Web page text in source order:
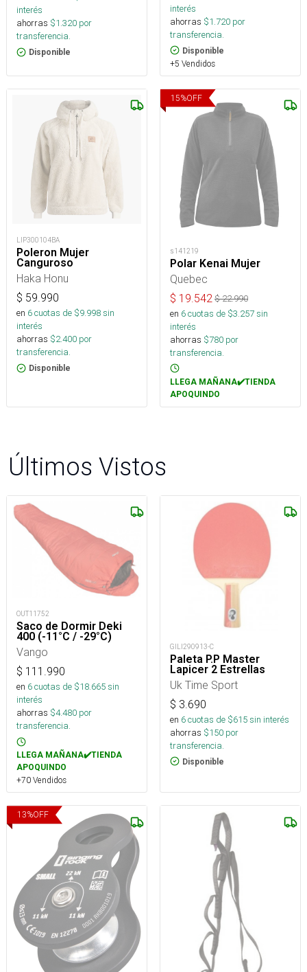
interés
ahorras $1.320 por
transferencia.
Disponible
interés
ahorras $1.720 por
transferencia.
Disponible
+5 Vendidos
LIP300104BA
Poleron Mujer
Canguroso
Haka Honu
$ 59.990
en 6cuotas de $9.998sin
interés
ahorras $2.400 por
transferencia.
Disponible
15%OFF
s141219
Polar Kenai Mujer
Quebec
$ 19.542 $22.990
en 6cuotas de $3.257sin
interés
ahorras $780 por
transferencia.
LLEGA MAÑANA✔️TIENDA
APOQUINDO
Últimos Vistos
OUT11752
Saco de Dormir Deki
400 (-11°C / -29°C)
Vango
$ 111.990
en 6cuotas de $18.665sin
interés
ahorras $4.480 por
transferencia.
LLEGA MAÑANA✔️TIENDA
APOQUINDO
+70 Vendidos
GILI290913-C
Paleta P.P Master
Lapicer 2 Estrellas
Uk Time Sport
$ 3.690
en 6cuotas de $615sin interés
ahorras $150 por
transferencia.
Disponible
13%OFF